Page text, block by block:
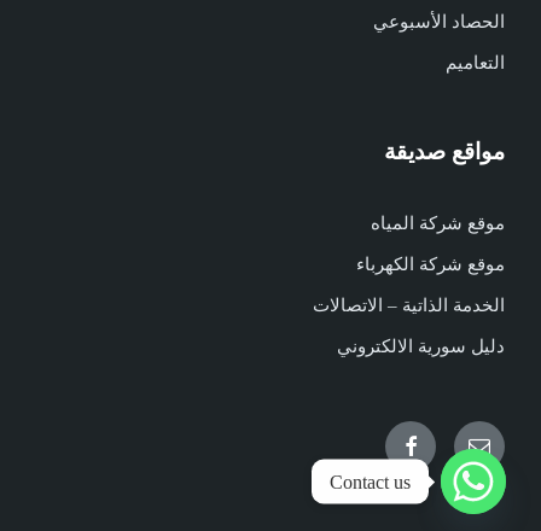
الحصاد الأسبوعي
التعاميم
مواقع صديقة
موقع شركة المياه
موقع شركة الكهرباء
الخدمة الذاتية – الاتصالات
دليل سورية الالكتروني
Email
Facebook
Contact us